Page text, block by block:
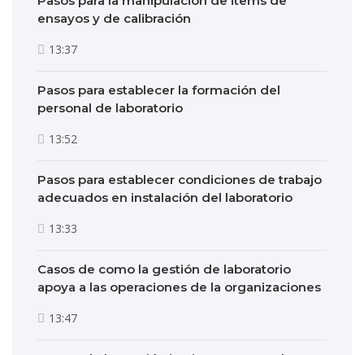
ensayos y de calibración
13:37
Pasos para establecer la formación del
personal de laboratorio
13:52
Pasos para establecer condiciones de trabajo
adecuados en instalación del laboratorio
13:33
Casos de como la gestión de laboratorio
apoya a las operaciones de la organizaciones
13:47